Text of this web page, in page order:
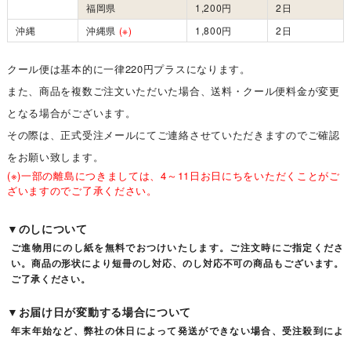
福岡県
1,200円
2日
沖縄
沖縄県 (※) 1,800円 2日
クール便は基本的に一律220円プラスになります。
また、商品を複数ご注文いただいた場合、送料・クール便料金が変更
となる場合がございます。
その際は、正式受注メールにてご連絡させていただきますのでご確認
をお願い致します。
(※)一部の離島につきましては、4～11日お日にちをいただくことがご
ざいますのでご了承ください。
▼のしについて
ご進物用にのし紙を無料でおつけいたします。ご注文時にご指定くださ
い。商品の形状により短冊のし対応、のし対応不可の商品もございます。
ご了承ください。
▼お届け日が変動する場合について
年末年始など、弊社の休日によって発送ができない場合、受注殺到によ